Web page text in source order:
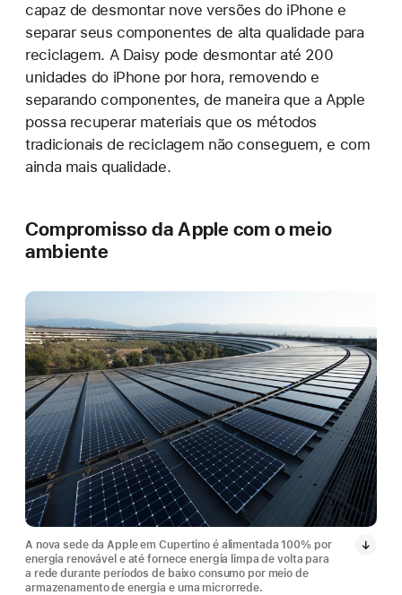
capaz de desmontar nove versões do iPhone e
separar seus componentes de alta qualidade para
reciclagem. A Daisy pode desmontar até 200
unidades do iPhone por hora, removendo e
separando componentes, de maneira que a Apple
possa recuperar materiais que os métodos
tradicionais de reciclagem não conseguem, e com
ainda mais qualidade.
Compromisso da Apple com o meio
ambiente
A nova sede da Apple em Cupertino é alimentada 100% por
energia renovável e até fornece energia limpa de volta para
a rede durante períodos de baixo consumo por meio de
armazenamento de energia e uma microrrede.